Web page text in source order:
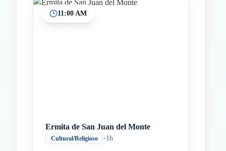
11:00 AM
Ermita de San Juan del Monte
Cultural/Religioso •1h